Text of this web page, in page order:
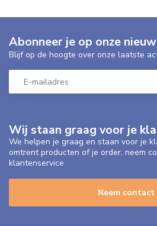
Wij staan graag voor je
We helpen je graag en staan voor je
omtrent producten of je order, neem
klantenservice
Neem contact
Abonneer je op onze
Blijf op de hoogte over onze laatste